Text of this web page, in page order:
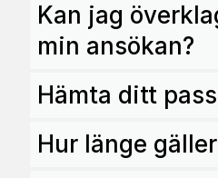
Kan jag
min ansökan?
Hämta ditt pass
Hur länge